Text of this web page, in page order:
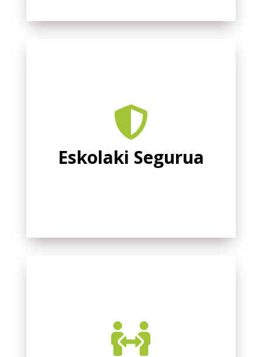

Eskolaki Segurua
